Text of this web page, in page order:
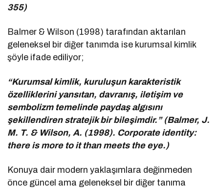
355)
Balmer & Wilson (1998) tarafından aktarılan
geleneksel bir diğer tanımda ise kurumsal kimlik
şöyle ifade ediliyor;
“Kurumsal kimlik, kuruluşun karakteristik
özelliklerini yansıtan, davranış, iletişim ve
sembolizm temelinde paydaş algısını
şekillendiren stratejik bir bileşimdir.” (Balmer, J.
M. T. & Wilson, A. (1998). Corporate identity:
there is more to it than meets the eye.)
Konuya dair modern yaklaşımlara değinmeden
önce güncel ama geleneksel bir diğer tanıma